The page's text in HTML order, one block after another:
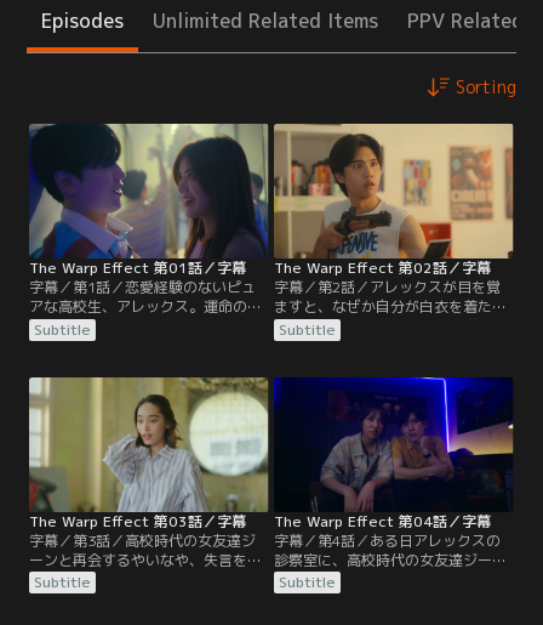
Episodes Unlimited Related Items PPV Related
Sorting
The Warp Effect 第01話／字幕
字幕／第1話／恋愛経験のないピュ
アな高校生、アレックス。運命の人
と出会うまで貞操を守ることを母親
と約束をしていた。しかし18歳の誕
ソな同級生のホームパーティーに出
かけて部活の女友達ジーンとベッド
インする。いよいよ童貞とおさらば
という時に友達に飲まされて羽目を
外してしまう。
Subtitle
The Warp Effect 第02話／字幕
字幕／第2話／アレックスが目を覚
ますと、なぜか自分が白衣を着た産
婦人科医になっていた。10年前から
ワープしてきたアレックスは、過去
友シイウを訪ねる。はじめは追い出
されたが、手元にあるポラロイド写
真を見せて自分が過去からワープし
てきたことを説得する。
Subtitle
The Warp Effect 第03話／字幕
字幕／第3話／高校時代の女友達ジ
ーンと再会するやいなや、失言をし
て頬を叩かれたアレックス。10年前
のパーティーでの出来事は明かされ
Subtitle
The Warp Effect 第04話／字幕
字幕／第4話／ある日アレックスの
診察室に、高校時代の女友達ジーン
が患者として現れる。ジーンはパー
ティーで起こった出来事を思い出し
Subtitle